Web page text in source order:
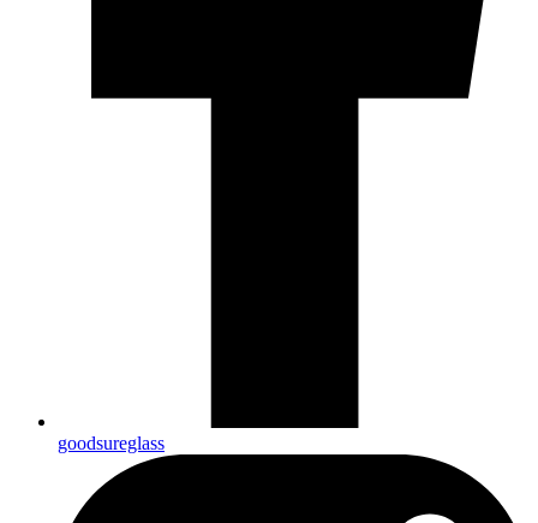
goodsureglass